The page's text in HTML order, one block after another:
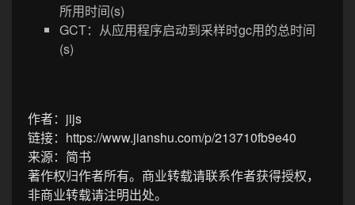
所用时间(s)
GCT：从应用程序启动到采样时gc用的总时间
(s)
作者：jijs
链接：https://www.jianshu.com/p/213710fb9e40
来源：简书
著作权归作者所有。商业转载请联系作者获得授权，
非商业转载请注明出处。